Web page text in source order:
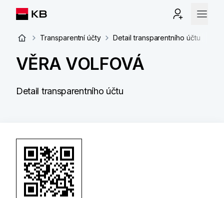
Transparentní účty Detail transparentního účtu
VĚRA VOLFOVÁ
Detail transparentního účtu